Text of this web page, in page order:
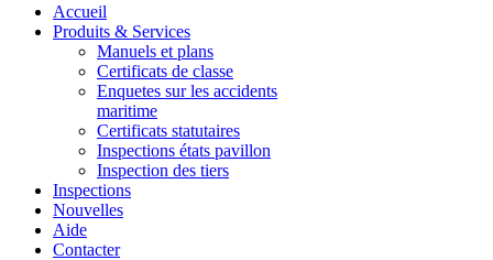
Accueil
Produits & Services
Manuels et plans
Certificats de classe
Enquetes sur les accidents
maritime
Certificats statutaires
Inspections états pavillon
Inspection des tiers
Inspections
Nouvelles
Aide
Contacter